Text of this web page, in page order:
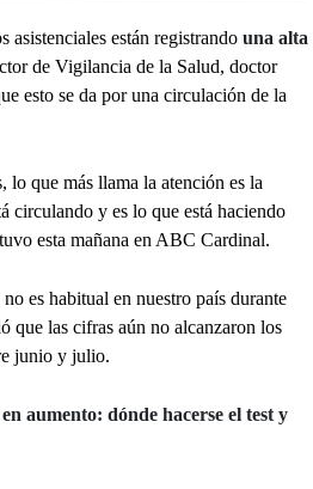
asistenciales están registrando una alta
de Vigilancia de la Salud, doctor
esto se da por una circulación de la
que más llama la atención es la
circulando y es lo que está haciendo
esta mañana en ABC Cardinal.
es habitual en nuestro país durante
que las cifras aún no alcanzaron los
junio y julio.
aumento: dónde hacerse el test y